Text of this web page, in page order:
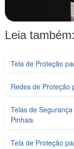
Leia também:
Tela de Proteção
Redes de Proteção
Telas de
Pinhais
Tela de Proteção